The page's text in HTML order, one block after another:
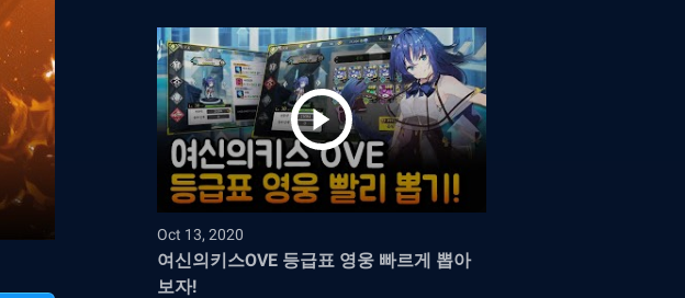
Oct 13, 2020
여신의키스OVE 등급표 영웅 빠르게 뽑아
보자!